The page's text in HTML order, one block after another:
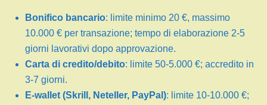
Bonifico bancario: limite minimo 20 €, massimo
10.000 € per transazione; tempo di elaborazione 2-5
giorni lavorativi dopo approvazione.
Carta di credito/debito: limite 50-5.000 €; accredito in
3-7 giorni.
E-wallet (Skrill, Neteller, PayPal): limite 10-10.000 €;